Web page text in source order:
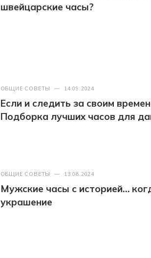
швейцарские часы?
ОБЩИЕ СОВЕТЫ — 14.09.2024
Если и следить за своим
Подборка лучших часов для
ОБЩИЕ СОВЕТЫ — 13.08.2024
Мужские часы с историей…
украшение